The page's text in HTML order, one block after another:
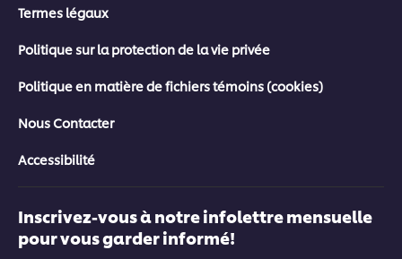
Termes légaux
Politique sur la protection de la vie privée
Politique en matière de fichiers témoins (cookies)
Nous Contacter
Accessibilité
Inscrivez-vous à notre infolettre mensuelle
pour vous garder informé!